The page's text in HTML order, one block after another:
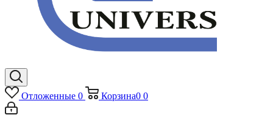
Отложенные 0 Корзина0 0